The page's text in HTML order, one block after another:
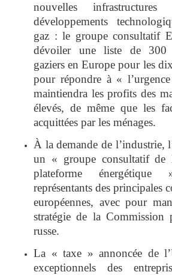
nouvelles
développements
gaz : le groupe consultatif
dévoiler une liste de 300
gaziers en Europe pour les
pour répondre à «
maintiendra les profits des
élevés, de même que les
acquittées par les ménages.
À la demande de l’industrie,
un « groupe consultatif de
plateforme
représentants des principales
européennes, avec pour
stratégie de la
russe.
La « taxe » annoncée de
exceptionnels des